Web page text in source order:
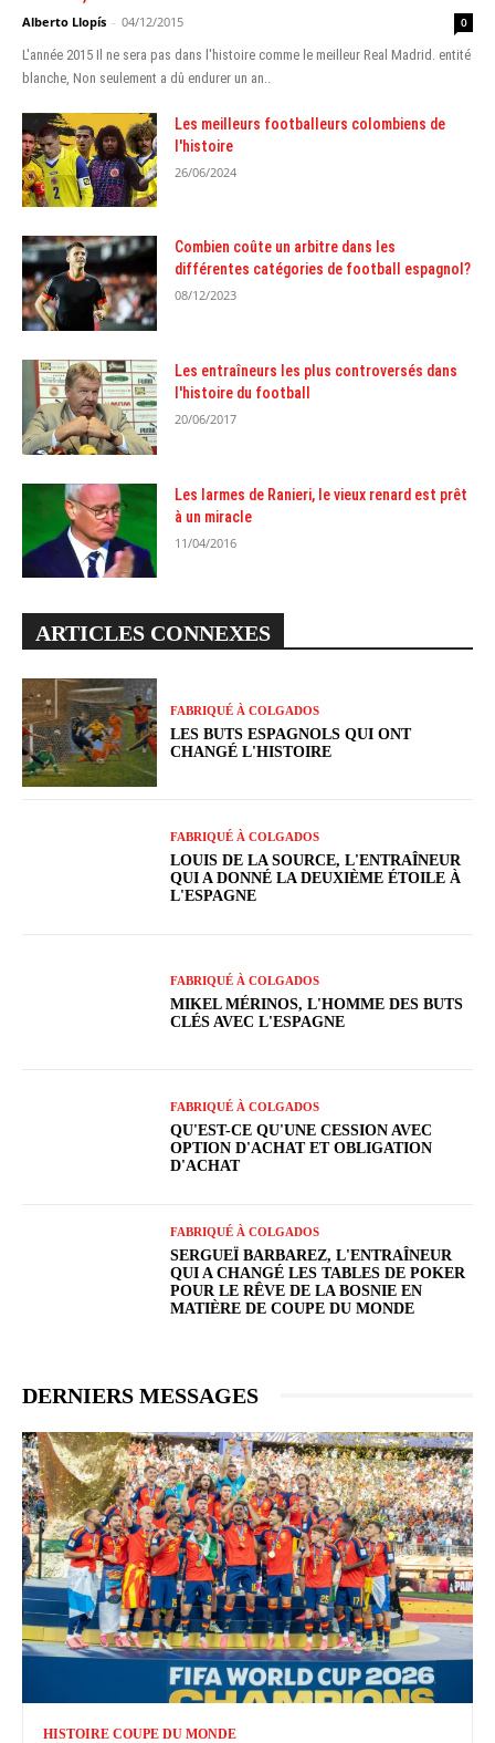
Alberto Llopís - 04/12/2015 0
L'année 2015 Il ne sera pas dans l'histoire comme le meilleur Real Madrid. entité
blanche, Non seulement a dû endurer un an..
Les meilleurs footballeurs colombiens de
l'histoire
26/06/2024
Combien coûte un arbitre dans les
différentes catégories de football espagnol?
08/12/2023
Les entraîneurs les plus controversés dans
l'histoire du football
20/06/2017
Les larmes de Ranieri, le vieux renard est prêt
à un miracle
11/04/2016
ARTICLES CONNEXES
FABRIQUÉ À COLGADOS
LES BUTS ESPAGNOLS QUI ONT
CHANGÉ L'HISTOIRE
FABRIQUÉ À COLGADOS
LOUIS DE LA SOURCE, L'ENTRAÎNEUR
QUI A DONNÉ LA DEUXIÈME ÉTOILE À
L'ESPAGNE
FABRIQUÉ À COLGADOS
MIKEL MÉRINOS, L'HOMME DES BUTS
CLÉS AVEC L'ESPAGNE
FABRIQUÉ À COLGADOS
QU'EST-CE QU'UNE CESSION AVEC
OPTION D'ACHAT ET OBLIGATION
D'ACHAT
FABRIQUÉ À COLGADOS
SERGUEÏ BARBAREZ, L'ENTRAÎNEUR
QUI A CHANGÉ LES TABLES DE POKER
POUR LE RÊVE DE LA BOSNIE EN
MATIÈRE DE COUPE DU MONDE
DERNIERS MESSAGES
HISTOIRE COUPE DU MONDE